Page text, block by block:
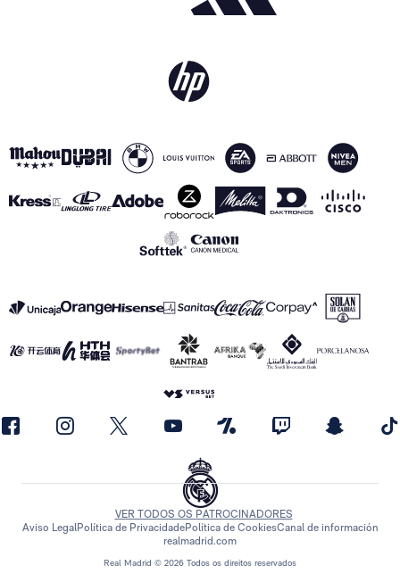
Real Madrid © 2026 Todos os direitos reservados
VER TODOS OS PATROCINADORES
Aviso LegalPolítica de PrivacidadePolítica de CookiesCanal de información
realmadrid.com